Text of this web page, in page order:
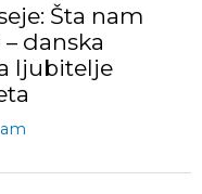
Šta nam
danska
ljubitelje